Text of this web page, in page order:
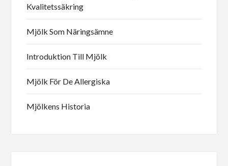
Kvalitetssäkring
Mjölk Som Näringsämne
Introduktion Till Mjölk
Mjölk För De Allergiska
Mjölkens Historia